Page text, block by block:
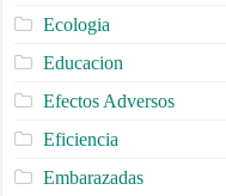
Ecologia
Educacion
Efectos Adversos
Eficiencia
Embarazadas